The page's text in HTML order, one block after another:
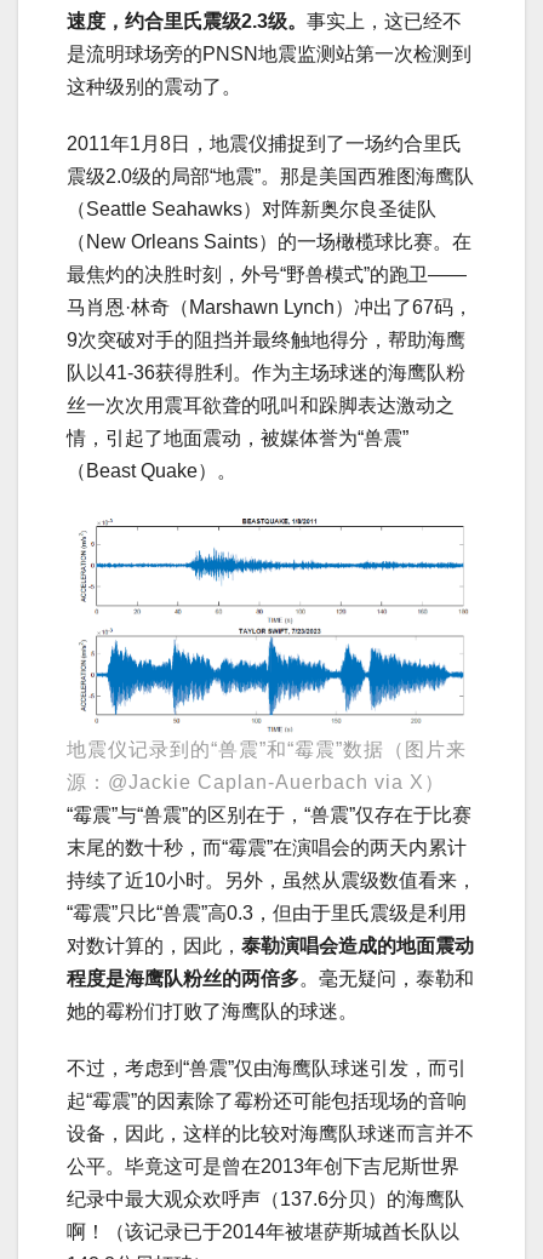
速度，约合里氏震级2.3级。 事实上，这已经不
是流明球场旁的PNSN地震监测站第一次检测到
这种级别的震动了。
2011年1月8日，地震仪捕捉到了一场约合里氏
震级2.0级的局部“地震”。那是美国西雅图海鹰队
（Seattle Seahawks）对阵新奥尔良圣徒队
（New Orleans Saints）的一场橄榄球比赛。在
最焦灼的决胜时刻，外号“野兽模式”的跑卫——
马肖恩·林奇（Marshawn Lynch）冲出了67码，
9次突破对手的阻挡并最终触地得分，帮助海鹰
队以41-36获得胜利。作为主场球迷的海鹰队粉
丝一次次用震耳欲聋的吼叫和跺脚表达激动之
情，引起了地面震动，被媒体誉为“兽震”
（Beast Quake）。
地震仪记录到的“兽震”和“霉震”数据（图片来
源：@Jackie Caplan-Auerbach via X）
“霉震”与“兽震”的区别在于，“兽震”仅存在于比赛
末尾的数十秒，而“霉震”在演唱会的两天内累计
持续了近10小时。另外，虽然从震级数值看来，
“霉震”只比“兽震”高0.3，但由于里氏震级是利用
对数计算的，因此， 泰勒演唱会造成的地面震动
程度是海鹰队粉丝的两倍多。毫无疑问，泰勒和
她的霉粉们打败了海鹰队的球迷。
不过，考虑到“兽震”仅由海鹰队球迷引发，而引
起“霉震”的因素除了霉粉还可能包括现场的音响
设备，因此，这样的比较对海鹰队球迷而言并不
公平。毕竟这可是曾在2013年创下吉尼斯世界
纪录中最大观众欢呼声（137.6分贝）的海鹰队
啊！（该记录已于2014年被堪萨斯城酋长队以